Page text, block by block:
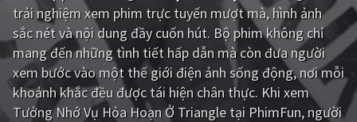
Âu - Mỹ Trung Quốc - Hồng Kông
Hàn Quốc Nhật Bản
Ấn Độ Việt Nam
Tổng hợp
trải nghiệm xem phim trực tuyến mượt mà, hình ảnh
sắc nét và nội dung đầy cuốn hút. Bộ phim không chỉ
mang đến những tình tiết hấp dẫn mà còn đưa người
xem bước vào một thế giới điện ảnh sống động, nơi mỗi
khoảnh khắc đều được tái hiện chân thực. Khi xem
Tưởng Nhớ Vụ Hỏa Hoạn Ở Triangle tại PhimFun, người